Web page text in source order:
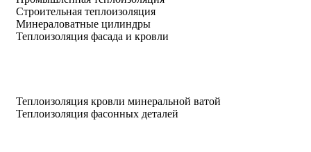
Строительная теплоизоляция
Минераловатные цилиндры
Теплоизоляция фасада и кровли
Теплоизоляция кровли минеральной ватой
Теплоизоляция фасонных деталей